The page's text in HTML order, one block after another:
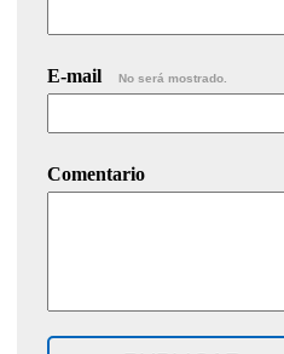
E-mail No será mostrado.
Comentario